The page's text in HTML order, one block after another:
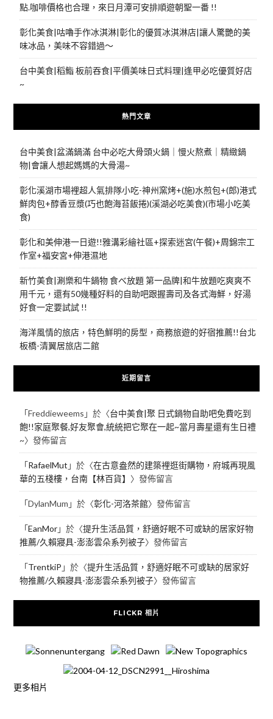
點.咖啡價格也合理，來日月潭可安排順遊朝聖一番 !!
彰化美食|咕嚕手作冰淇淋|彰化的優質冰淇淋店|讓人驚艷的美
味冰品，美味不容錯過～
台中美食|稻鮨 板前吞食|平價美味日式料理|逢甲必吃優質好店
~
熱門文章
台中美食|盆滿鍋滿 台中必吃大骨頭火鍋｜慢火熬煮｜精緻鍋
物|會讓人想起媽媽的大骨湯~
彰化溪湖市場裡超人氣排隊小吃-神州窯烤+(施)水煎包+(郎)港式
鮮肉包+醇香豆漿(巧也飽海苔飯捲)(溪湖必吃美食)(市場小吃美
食)
彰化和美伸港一日遊!!雅溝彩繪社區+探索迷宮(午餐)+周錦宗工
作室+福安宮+伸港濕地
新竹美食|涮樂和牛鍋物 食べ放題 第一品牌|和牛放題吃爽爽不
用千元，還有50幾種好料的自助吧跟握壽司及各式海鮮，好湯
好食一定要試試 !!
海洋風情的旅店，特色鮮明的房型，商務旅遊的好宿推薦!!台北
板橋-清翼居旅店二館
近期留言
「Freddieweems 」於〈台中美食|聚 日式鍋物自助吧免費吃到
飽!!家庭聚餐,好友聚會,統統把它聚在一起~當月壽星還有生日禮
~〉發佈留言
「RafaelMut 」於〈在古意盎然的建築裡逛街購物，府城再現風
華的五棧樓，台南【林百貨】 〉發佈留言
「DylanMum 」於〈彰化-河洛茶館〉發佈留言
「EanMor」於〈提升生活品質，舒適好眠不可或缺的居家好物
推薦/久賴寢具-澎澎雲朵系列被子〉發佈留言
「TrentkiP 」於〈提升生活品質，舒適好眠不可或缺的居家好
物推薦/久賴寢具-澎澎雲朵系列被子〉發佈留言
FLICKR 相片
更多相片